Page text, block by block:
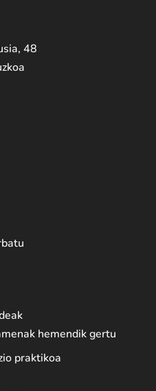
48
hemendik gertu
praktikoa